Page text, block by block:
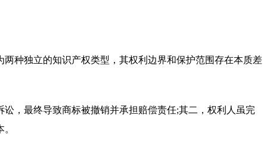
种独立的知识产权类型，其权利边界和保护范围存在本质差
，最终导致商标被撤销并承担赔偿责任;其二，权利人虽完